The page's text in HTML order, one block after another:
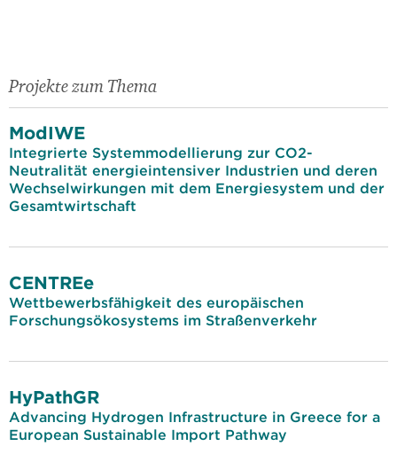
Projekte zum Thema
ModIWE
Integrierte Systemmodellierung zur CO2-
Neutralität energieintensiver Industrien und deren
Wechselwirkungen mit dem Energiesystem und der
Gesamtwirtschaft
CENTREe
Wettbewerbsfähigkeit des europäischen
Forschungsökosystems im Straßenverkehr
HyPathGR
Advancing Hydrogen Infrastructure in Greece for a
European Sustainable Import Pathway